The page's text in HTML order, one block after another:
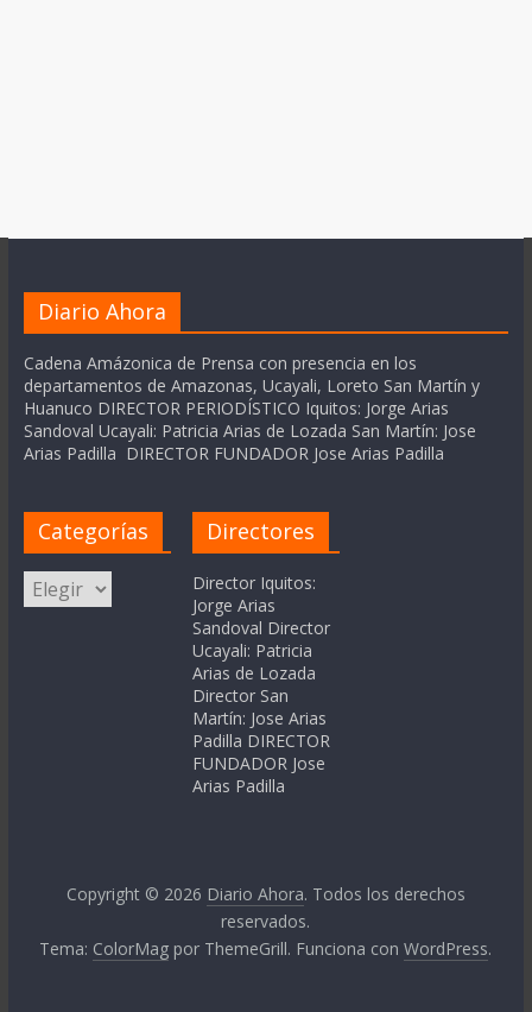
Diario Ahora
Cadena Amázonica de Prensa con presencia en los
departamentos de Amazonas, Ucayali, Loreto San Martín y
Huanuco DIRECTOR PERIODÍSTICO Iquitos: Jorge Arias
Sandoval Ucayali: Patricia Arias de Lozada San Martín: Jose
Arias Padilla DIRECTOR FUNDADOR Jose Arias Padilla
Categorías
Categorías
Directores
Director Iquitos:
Jorge Arias
Sandoval Director
Ucayali: Patricia
Arias de Lozada
Director San
Martín: Jose Arias
Padilla DIRECTOR
FUNDADOR Jose
Arias Padilla
Copyright © 2026 Diario Ahora. Todos los derechos
reservados.
Tema: ColorMag por ThemeGrill. Funciona conWordPress.